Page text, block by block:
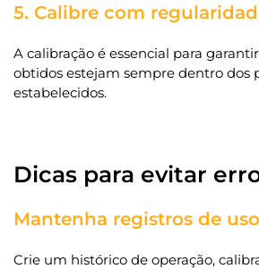
5. Calibre com
A calibração é essencial para
obtidos estejam sempre dentro dos
estabelecidos.
Dicas para evitar
Mantenha registros de uso
Crie um histórico de operação,